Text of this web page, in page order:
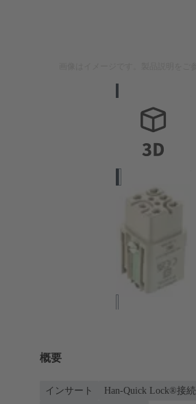
概要
インサート Han-Quick Lock®接続